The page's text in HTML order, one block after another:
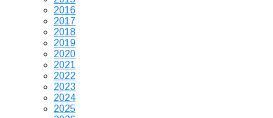
2016
2017
2018
2019
2020
2021
2022
2023
2024
2025